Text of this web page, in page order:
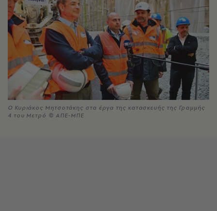
Ο Κυριάκος Μητσοτάκης στα έργα της κατασκευής της Γραμμής
4 του Μετρό © ΑΠΕ-ΜΠΕ